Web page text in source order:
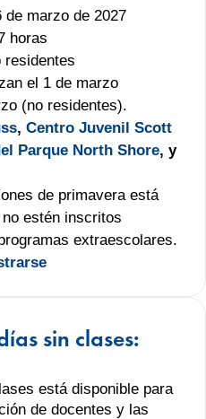
de marzo de 2027
horas
residentes
el 1 de marzo
(no residentes).
, Centro Juvenil Scott
Parque North Shore, y
de primavera está
estén inscritos
extraescolares.
sin clases:
está disponible para
de docentes y las